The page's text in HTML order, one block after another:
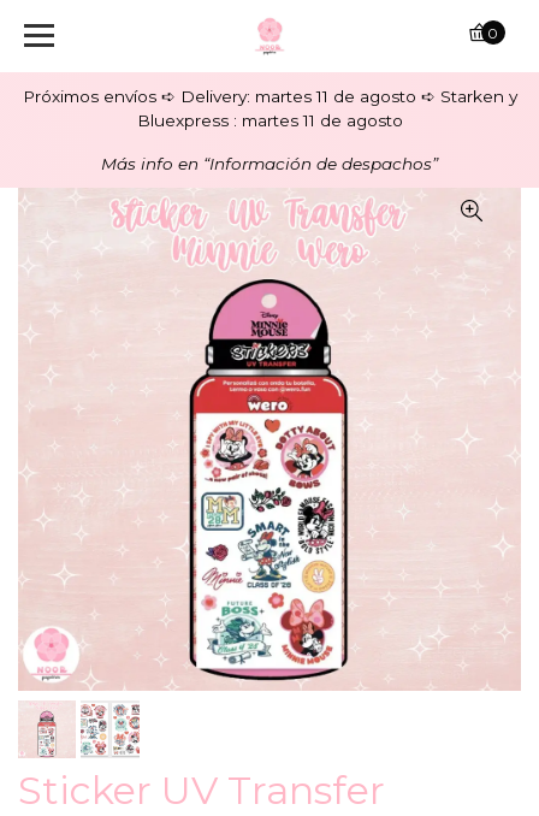
Próximos envíos ➪ Delivery: martes 11 de agosto ➪ Starken y
Bluexpress : martes 11 de agosto
Más info en “Información de despachos”
0
Sticker UV Transfer